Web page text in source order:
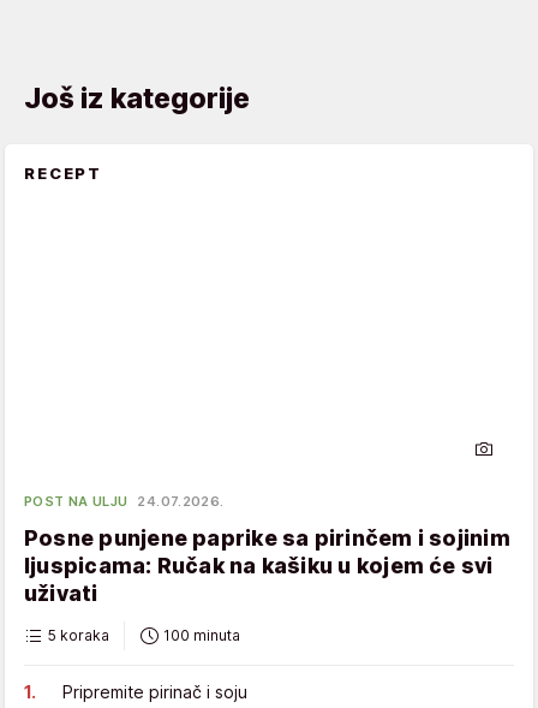
Još iz kategorije
RECEPT
POST NA ULJU 24.07.2026.
Posne punjene paprike sa pirinčem i sojinim
ljuspicama: Ručak na kašiku u kojem će svi
uživati
5 koraka 100 minuta
Pripremite pirinač i soju